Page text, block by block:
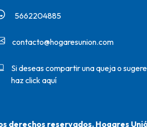
5662204885‬
contacto@hogaresunion.com
Si deseas compartir una queja o
haz click aquí
derechos reservados. Hogares